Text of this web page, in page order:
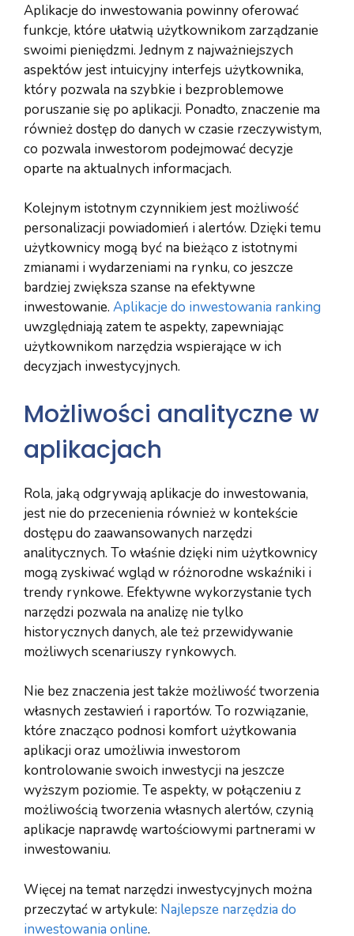
Aplikacje do inwestowania powinny oferować
funkcje, które ułatwią użytkownikom zarządzanie
swoimi pieniędzmi. Jednym z najważniejszych
aspektów jest intuicyjny interfejs użytkownika,
który pozwala na szybkie i bezproblemowe
poruszanie się po aplikacji. Ponadto, znaczenie ma
również dostęp do danych w czasie rzeczywistym,
co pozwala inwestorom podejmować decyzje
oparte na aktualnych informacjach.
Kolejnym istotnym czynnikiem jest możliwość
personalizacji powiadomień i alertów. Dzięki temu
użytkownicy mogą być na bieżąco z istotnymi
zmianami i wydarzeniami na rynku, co jeszcze
bardziej zwiększa szanse na efektywne
inwestowanie. Aplikacje do inwestowania ranking
uwzględniają zatem te aspekty, zapewniając
użytkownikom narzędzia wspierające w ich
decyzjach inwestycyjnych.
Możliwości analityczne w
aplikacjach
Rola, jaką odgrywają aplikacje do inwestowania,
jest nie do przecenienia również w kontekście
dostępu do zaawansowanych narzędzi
analitycznych. To właśnie dzięki nim użytkownicy
mogą zyskiwać wgląd w różnorodne wskaźniki i
trendy rynkowe. Efektywne wykorzystanie tych
narzędzi pozwala na analizę nie tylko
historycznych danych, ale też przewidywanie
możliwych scenariuszy rynkowych.
Nie bez znaczenia jest także możliwość tworzenia
własnych zestawień i raportów. To rozwiązanie,
które znacząco podnosi komfort użytkowania
aplikacji oraz umożliwia inwestorom
kontrolowanie swoich inwestycji na jeszcze
wyższym poziomie. Te aspekty, w połączeniu z
możliwością tworzenia własnych alertów, czynią
aplikacje naprawdę wartościowymi partnerami w
inwestowaniu.
Więcej na temat narzędzi inwestycyjnych można
przeczytać w artykule: Najlepsze narzędzia do
inwestowania online.